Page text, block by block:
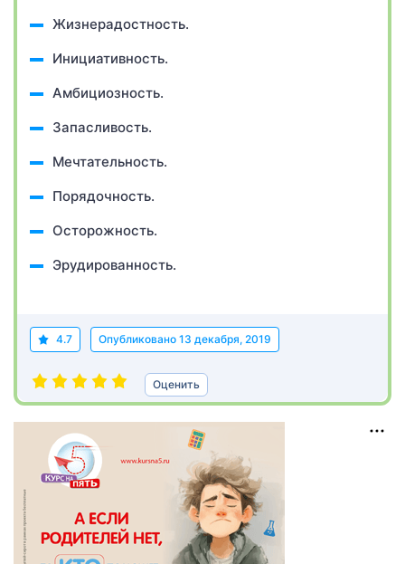
Жизнерадостность.
Инициативность.
Амбициозность.
Запасливость.
Мечтательность.
Порядочность.
Осторожность.
Эрудированность.
4.7 Опубликовано 13 декабря, 2019
Оценить